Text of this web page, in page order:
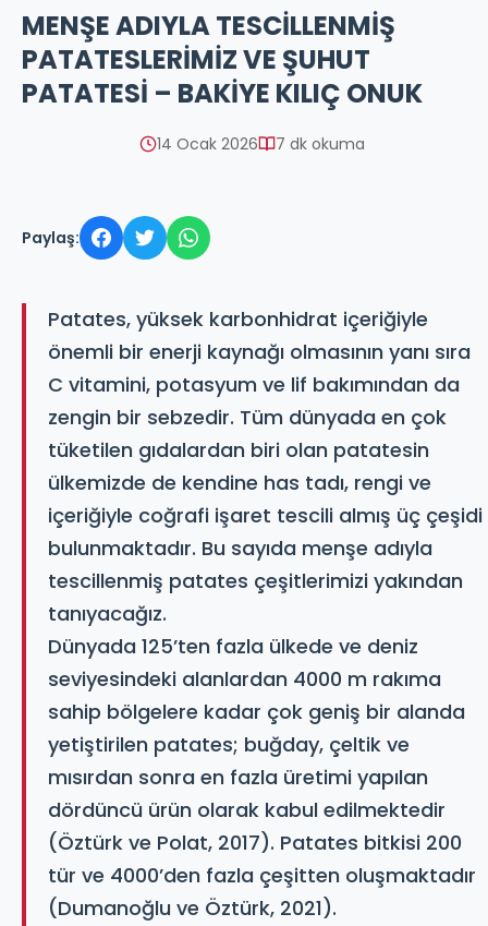
MENŞE ADIYLA TESCİLLENMİŞ
PATATESLERİMİZ VE ŞUHUT
PATATESİ – BAKİYE KILIÇ ONUK
14 Ocak 2026 7 dk okuma
Paylaş:
Patates, yüksek karbonhidrat içeriğiyle
önemli bir enerji kaynağı olmasının yanı sıra
C vitamini, potasyum ve lif bakımından da
zengin bir sebzedir. Tüm dünyada en çok
tüketilen gıdalardan biri olan patatesin
ülkemizde de kendine has tadı, rengi ve
içeriğiyle coğrafi işaret tescili almış üç çeşidi
bulunmaktadır. Bu sayıda menşe adıyla
tescillenmiş patates çeşitlerimizi yakından
tanıyacağız.
Dünyada 125’ten fazla ülkede ve deniz
seviyesindeki alanlardan 4000 m rakıma
sahip bölgelere kadar çok geniş bir alanda
yetiştirilen patates; buğday, çeltik ve
mısırdan sonra en fazla üretimi yapılan
dördüncü ürün olarak kabul edilmektedir
(Öztürk ve Polat, 2017). Patates bitkisi 200
tür ve 4000’den fazla çeşitten oluşmaktadır
(Dumanoğlu ve Öztürk, 2021).